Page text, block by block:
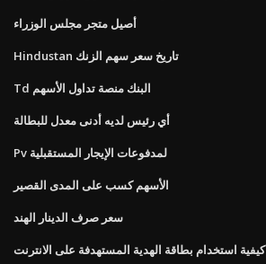
أصيل متجر مجلس الوزراء
Hindustan تاريخ سعر سهم الزنك
Td البنك منصة تداول الأسهم
أي رئيس لديه أدنى معدل للبطالة
Pv لمدفوعات الإيجار المستقبلية
الأسهم كسب على المدى القصير
سعر صرف الدينار الهند
كيفية استخدام بطاقة الهدية المستهدفة على الانترنت